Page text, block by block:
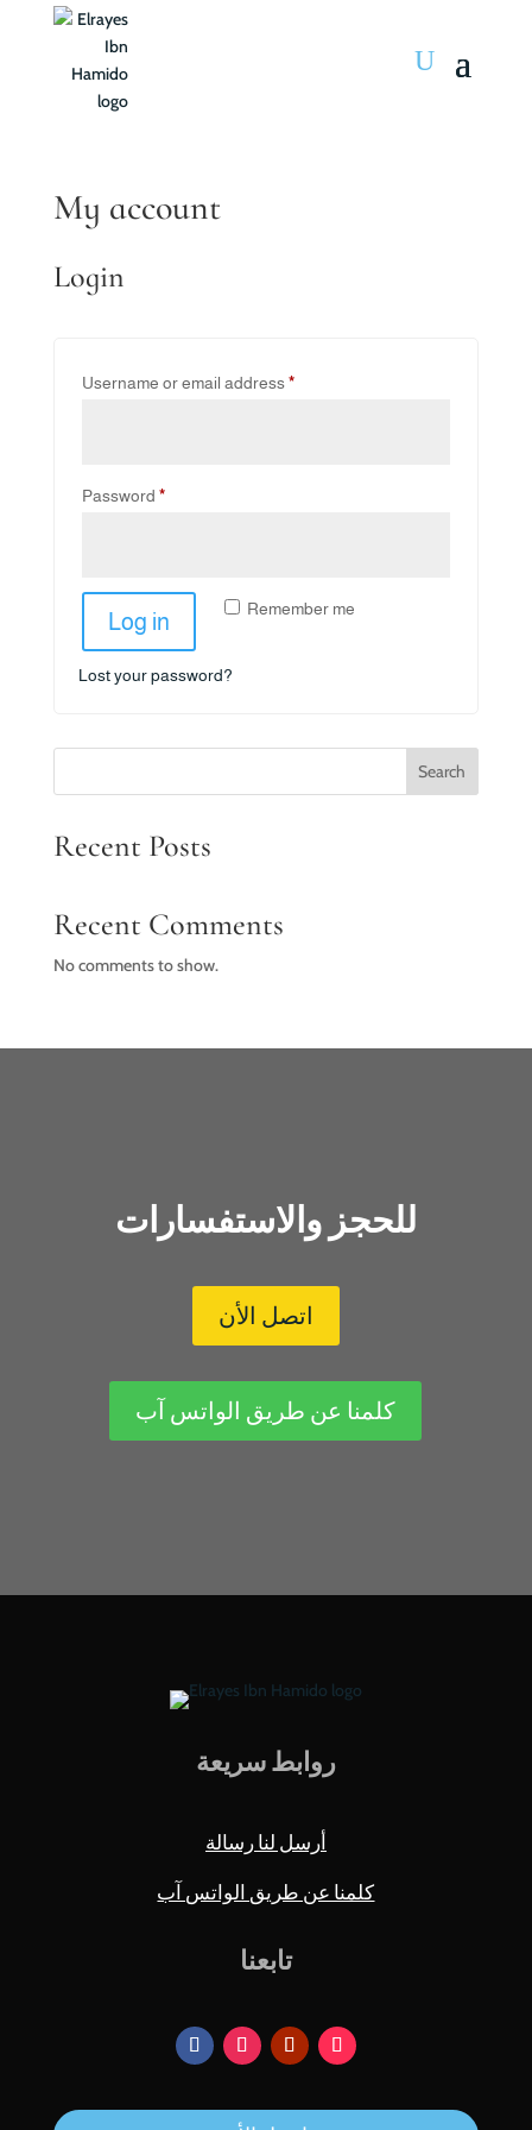
My account
Login
Username or email address*Required
Password *Required
Remember me
Log in
Lost your password?
Search
Recent Posts
Recent Comments
No comments to show.
للحجز والاستفسارات
اتصل الأن
كلمنا عن طريق الواتس آب
روابط سريعة
أرسل لنا رسالة
كلمنا عن طريق الواتس آب
تابعنا